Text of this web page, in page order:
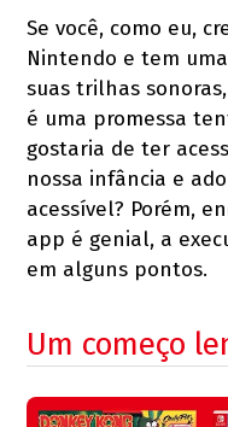
Se você, como eu,
Nintendo e tem
suas trilhas
é uma promessa
gostaria de ter
nossa infância e
acessível? Porém,
app é genial, a
em alguns pontos.
Um começo